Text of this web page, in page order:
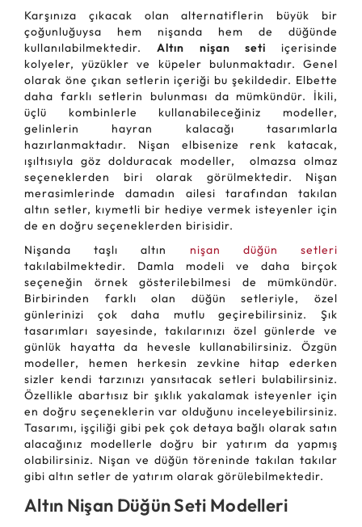
Karşınıza çıkacak olan alternatiflerin büyük bir
çoğunluğuysa hem nişanda hem de düğünde
kullanılabilmektedir. Altın nişan seti içerisinde
kolyeler, yüzükler ve küpeler bulunmaktadır. Genel
olarak öne çıkan setlerin içeriği bu şekildedir. Elbette
daha farklı setlerin bulunması da mümkündür. İkili,
üçlü kombinlerle kullanabileceğiniz modeller,
gelinlerin hayran kalacağı tasarımlarla
hazırlanmaktadır. Nişan elbisenize renk katacak,
ışıltısıyla göz dolduracak modeller, olmazsa olmaz
seçeneklerden biri olarak görülmektedir. Nişan
merasimlerinde damadın ailesi tarafından takılan
altın setler, kıymetli bir hediye vermek isteyenler için
de en doğru seçeneklerden birisidir.
Nişanda taşlı altın nişan düğün setleri
takılabilmektedir. Damla modeli ve daha birçok
seçeneğin örnek gösterilebilmesi de mümkündür.
Birbirinden farklı olan düğün setleriyle, özel
günlerinizi çok daha mutlu geçirebilirsiniz. Şık
tasarımları sayesinde, takılarınızı özel günlerde ve
günlük hayatta da hevesle kullanabilirsiniz. Özgün
modeller, hemen herkesin zevkine hitap ederken
sizler kendi tarzınızı yansıtacak setleri bulabilirsiniz.
Özellikle abartısız bir şıklık yakalamak isteyenler için
en doğru seçeneklerin var olduğunu inceleyebilirsiniz.
Tasarımı, işçiliği gibi pek çok detaya bağlı olarak satın
alacağınız modellerle doğru bir yatırım da yapmış
olabilirsiniz. Nişan ve düğün töreninde takılan takılar
gibi altın setler de yatırım olarak görülebilmektedir.
Altın Nişan Düğün Seti Modelleri